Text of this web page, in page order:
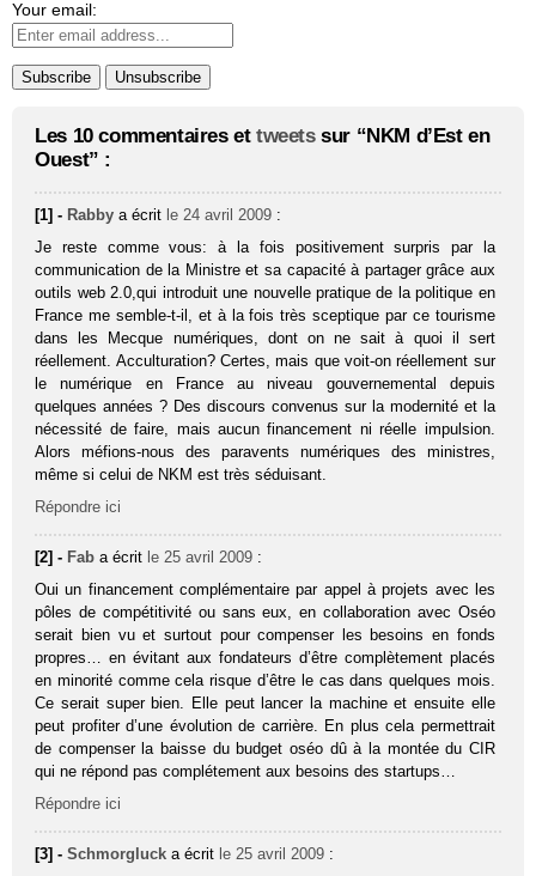
Your email:
Les 10 commentaires et tweetssur “NKM d’Est en
Ouest” :
[1] - Rabby a écrit le 24 avril 2009 :
Je reste comme vous: à la fois positivement surpris par la
communication de la Ministre et sa capacité à partager grâce aux
outils web 2.0,qui introduit une nouvelle pratique de la politique en
France me semble-t-il, et à la fois très sceptique par ce tourisme
dans les Mecque numériques, dont on ne sait à quoi il sert
réellement. Acculturation? Certes, mais que voit-on réellement sur
le numérique en France au niveau gouvernemental depuis
quelques années ? Des discours convenus sur la modernité et la
nécessité de faire, mais aucun financement ni réelle impulsion.
Alors méfions-nous des paravents numériques des ministres,
même si celui de NKM est très séduisant.
Répondre ici
[2] - Fab a écrit le 25 avril 2009 :
Oui un financement complémentaire par appel à projets avec les
pôles de compétitivité ou sans eux, en collaboration avec Oséo
serait bien vu et surtout pour compenser les besoins en fonds
propres… en évitant aux fondateurs d’être complètement placés
en minorité comme cela risque d’être le cas dans quelques mois.
Ce serait super bien. Elle peut lancer la machine et ensuite elle
peut profiter d’une évolution de carrière. En plus cela permettrait
de compenser la baisse du budget oséo dû à la montée du CIR
qui ne répond pas complétement aux besoins des startups…
Répondre ici
[3] -Schmorgluck a écrit le 25 avril 2009 :